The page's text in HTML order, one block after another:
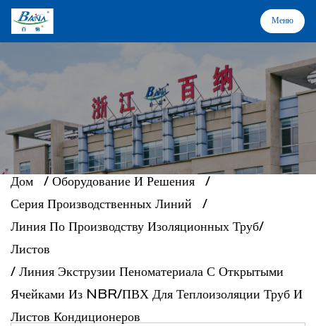
Меню
Меню
Оборудование и решения
О нас
Отраслевые применения
Поддержка
Дом / Оборудование И Решения
/
Серия Производственных Линий
/
Линия По Производству Изоляционных Труб/
Листов
/ Линия Экструзии Пеноматериала С Открытыми
Ячейками Из NBR/ПВХ Для Теплоизоляции Труб И
Листов Кондиционеров